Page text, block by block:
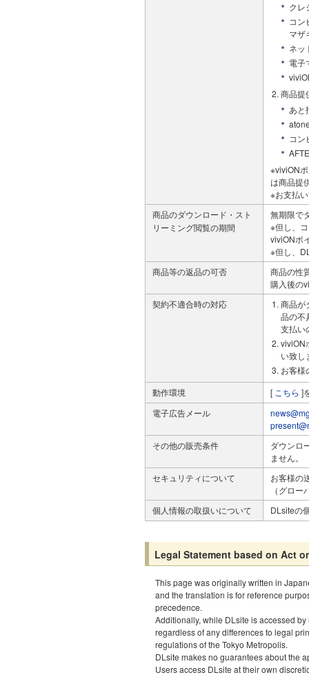
クレ
コン
マザ
ネッ
電子
商品提
あと
コン
※viviON
は商品提
※お支払
商品のダウンロード・スト
リーミング閲覧の期間
無期限で
※但し、
viviONポ
※但し、
商品等の返品の可否
商品の性
購入後の
契約不適合時の対応
商品が
品の不
支払い
viviON
い致し
お客様
動作環境
[ こちら ]
電子広告メール
その他の販売条件
ダウンロ
ません。
セキュリティについて
お客様の
（グロ
個人情報の取扱いについて
DLsiteの
Legal Statement based on Act
This page was originally written in
and the translation is for reference
precedence.
Additionally, while DLsite is accessed
regardless of any differences to legal
regulations of the Tokyo Metropolis.
DLsite makes no guarantees about the
Users access DLsite at their own